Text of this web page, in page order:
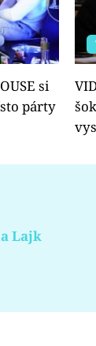
si
párty
Lajk